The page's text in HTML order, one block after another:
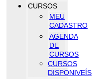
CURSOS
MEU
CADASTRO
AGENDA
DE
CURSOS
CURSOS
DISPONIVEÍS